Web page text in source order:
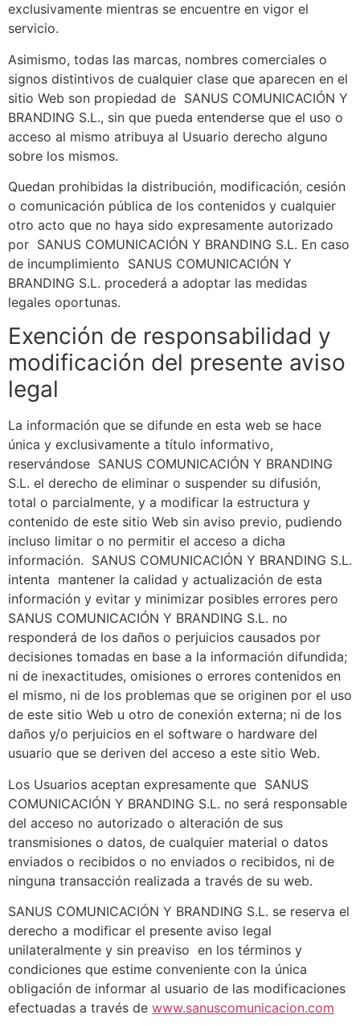
exclusivamente mientras se encuentre en vigor el
servicio.
Asimismo, todas las marcas, nombres comerciales o
signos distintivos de cualquier clase que aparecen en el
sitio Web son propiedad de SANUS COMUNICACIÓN Y
BRANDING S.L., sin que pueda entenderse que el uso o
acceso al mismo atribuya al Usuario derecho alguno
sobre los mismos.
Quedan prohibidas la distribución, modificación, cesión
o comunicación pública de los contenidos y cualquier
otro acto que no haya sido expresamente autorizado
por SANUS COMUNICACIÓN Y BRANDING S.L. En caso
de incumplimiento SANUS COMUNICACIÓN Y
BRANDING S.L. procederá a adoptar las medidas
legales oportunas.
Exención de responsabilidad y
modificación del presente aviso
legal
La información que se difunde en esta web se hace
única y exclusivamente a título informativo,
reservándose SANUS COMUNICACIÓN Y BRANDING
S.L. el derecho de eliminar o suspender su difusión,
total o parcialmente, y a modificar la estructura y
contenido de este sitio Web sin aviso previo, pudiendo
incluso limitar o no permitir el acceso a dicha
información. SANUS COMUNICACIÓN Y BRANDING S.L.
intenta mantener la calidad y actualización de esta
información y evitar y minimizar posibles errores pero
SANUS COMUNICACIÓN Y BRANDING S.L. no
responderá de los daños o perjuicios causados por
decisiones tomadas en base a la información difundida;
ni de inexactitudes, omisiones o errores contenidos en
el mismo, ni de los problemas que se originen por el uso
de este sitio Web u otro de conexión externa; ni de los
daños y/o perjuicios en el software o hardware del
usuario que se deriven del acceso a este sitio Web.
Los Usuarios aceptan expresamente que SANUS
COMUNICACIÓN Y BRANDING S.L. no será responsable
del acceso no autorizado o alteración de sus
transmisiones o datos, de cualquier material o datos
enviados o recibidos o no enviados o recibidos, ni de
ninguna transacción realizada a través de su web.
SANUS COMUNICACIÓN Y BRANDING S.L. se reserva el
derecho a modificar el presente aviso legal
unilateralmente y sin preaviso en los términos y
condiciones que estime conveniente con la única
obligación de informar al usuario de las modificaciones
efectuadas a través de www.sanuscomunicacion.com